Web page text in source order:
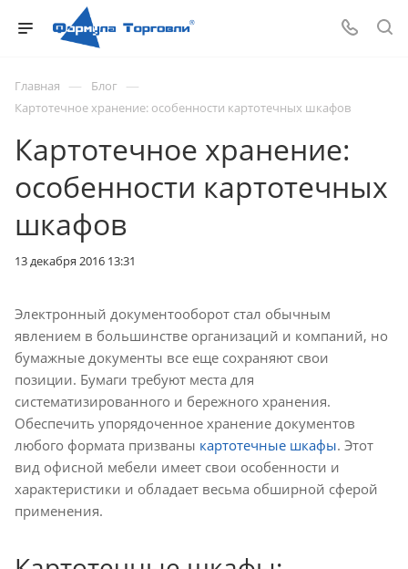
Главная — Блог —
Картотечное хранение: особенности картотечных шкафов
Картотечное хранение:
особенности картотечных
шкафов
13 декабря 2016 13:31
Электронный документооборот стал обычным
явлением в большинстве организаций и компаний, но
бумажные документы все еще сохраняют свои
позиции. Бумаги требуют места для
систематизированного и бережного хранения.
Обеспечить упорядоченное хранение документов
любого формата призваны картотечные шкафы. Этот
вид офисной мебели имеет свои особенности и
характеристики и обладает весьма обширной сферой
применения.